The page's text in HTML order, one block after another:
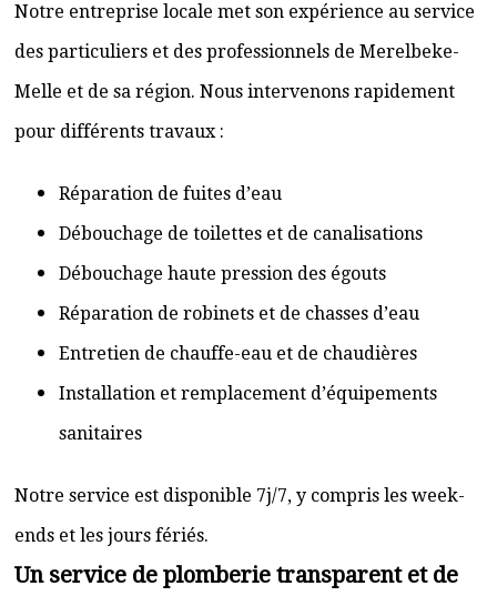
Notre entreprise locale met son expérience au service
des particuliers et des professionnels de Merelbeke-
Melle et de sa région. Nous intervenons rapidement
pour différents travaux :
Réparation de fuites d’eau
Débouchage de toilettes et de canalisations
Débouchage haute pression des égouts
Réparation de robinets et de chasses d’eau
Entretien de chauffe-eau et de chaudières
Installation et remplacement d’équipements
sanitaires
Notre service est disponible 7j/7, y compris les week-
ends et les jours fériés.
Un service de plomberie transparent et de